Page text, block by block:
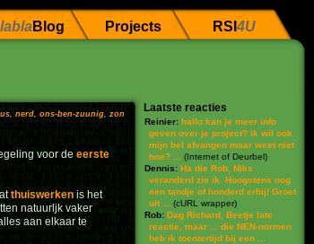
Blog Projects RSI 4U
,nerd, ons-ben-zuunig, zon
voor deeerste
thuiswerkenis het
natuurljk vaker
aan elkaar te
Laatste reacties
Reinier: hallo kan je meer info
geven over je project? ik wil ook
mijn bel afvangen maar weet niet
hoe? ...
(Internet of Deurbel)
Dennis: Ha die Rob, Niks
veranderd zie ik. Hoogstens nog
een tandje of honderd erbij! Groet
uit ...
(cURL wrapper)
Rob: Dag Richard, Beetje late
reactie, maar ... die NEN-normen
heb ik toentertijd bij een ...